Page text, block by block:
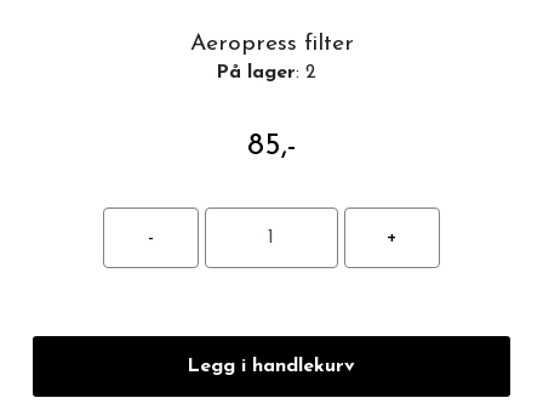
Aeropress filter
På lager: 2
85,-
Legg i handlekurv